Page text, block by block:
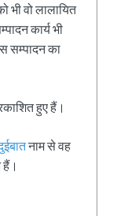
भी वो लालायित
कार्य भी
सम्पादन का
हुए हैं।
नाम से वह
हैं।